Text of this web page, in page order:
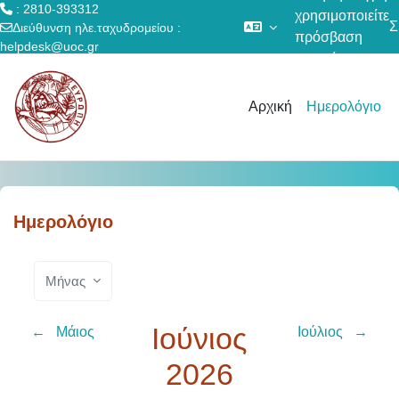
: 2810-393312
Διεύθυνση ηλε.ταχυδρομείου :
helpdesk@uoc.gr
χρησιμοποιείτε
πρόσβαση
επισκέπτη
Αρχική Ημερολόγιο
Ημερολόγιο
Μήνας
← Μάιος
Ιούνιος
2026
Ιούλιος →